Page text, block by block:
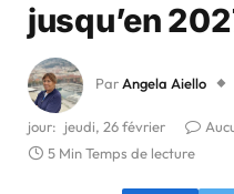
jusqu’en
Par Angela Aiello
jour: jeudi, 26 février
5 Min Temps de lecture